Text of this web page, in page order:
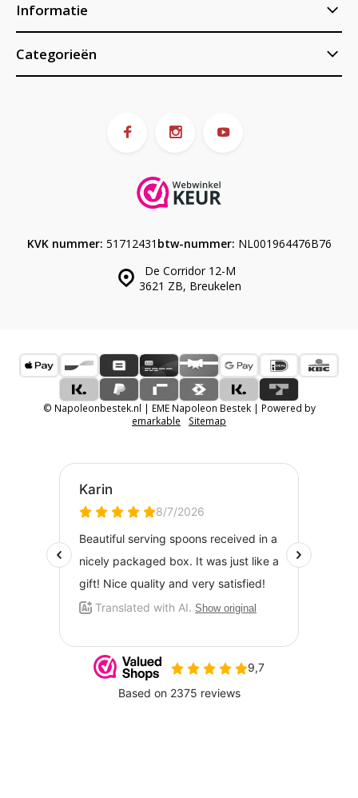
Informatie
Categorieën
De Corridor 12-M
3621 ZB, Breukelen
KVK nummer: 51712431 btw-nummer: NL001964476B76
© Napoleonbestek.nl | EME Napoleon Bestek | Powered by
emarkable
Sitemap